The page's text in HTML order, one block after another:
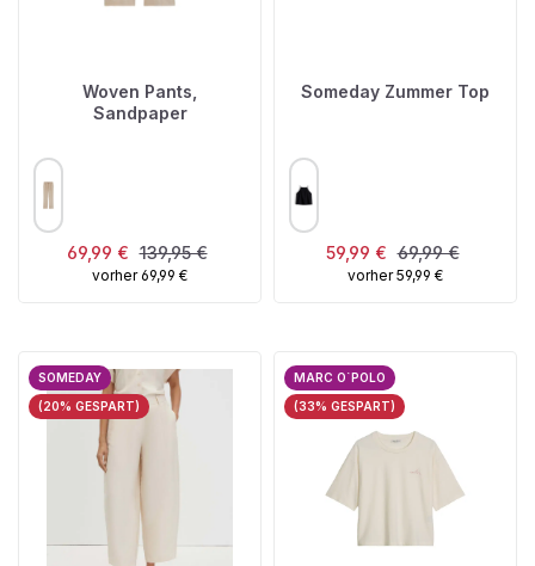
Woven Pants,
Sandpaper
FARBE
Verkaufspreis:
69,99 € Regulärer Preis:
139,95 €
vorher 69,99 €
Someday Zummer Top
FARBE
Verkaufspreis:
59,99 € Regulärer Preis:
69,99 €
vorher 59,99 €
SOMEDAY
(20% GESPART)
MARC O`POLO
(33% GESPART)